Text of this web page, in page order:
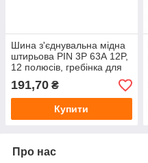
Шина з'єднувальна мідна
штирьова PIN 3P 63А 12P,
12 полюсів, гребінка для
автоматів, трифазна
фазна шина
191,70 ₴
Купити
Про нас